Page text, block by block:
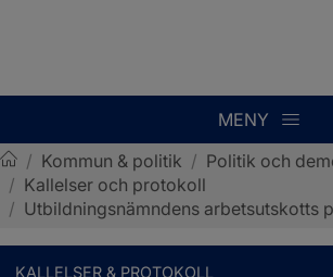
MENY
Sotenäs kommun
/ Kommun & politik / Politik och
/ Kallelser och protokoll
/ Utbildningsnämndens arbetsutskotts
KALLELSER & PROTOKOLL